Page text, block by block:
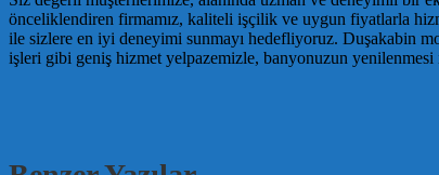
önceliklendiren firmamız, kaliteli işçilik ve uygun fiyatlarla
ile sizlere en iyi deneyimi sunmayı hedefliyoruz. Duşakabin
işleri gibi geniş hizmet yelpazemizle, banyonuzun yenilenmesi